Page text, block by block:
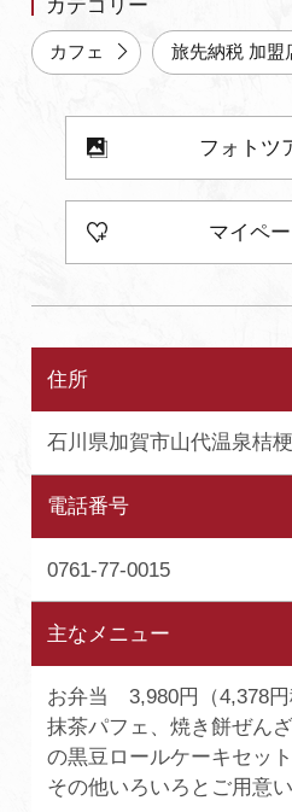
カテゴリー
カフェ 旅先納税 加盟
フォトツ
マイペ
住所
石川県加賀市山代温泉桔
電話番号
0761-77-0015
主なメニュー
お弁当 3,980円（4,378円
抹茶パフェ、焼き餅ぜん
の黒豆ロールケーキセット
その他いろいろとご用意